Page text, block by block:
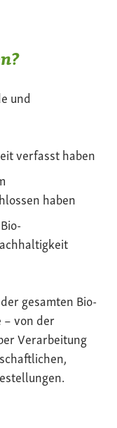
und
verfasst haben
haben
gesamten Bio-
von der
Verarbeitung